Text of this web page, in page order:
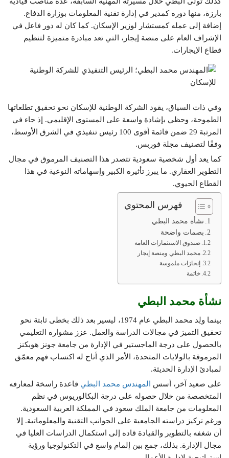
بارزة، منها دوره كمدير في إدارة تقنية المعلومات بوزارة الدفاع.
إضافة إلى عمله كمستشار لوزير الإسكان. كما كان له دور فاعل في
الإشراف العام على منصة إيجار، التي تعد مبادرة متميزة لتنظيم
قطاع الإيجارات.
وفي ذات السياق، يقود الشركة الوطنية للإسكان نحو تحقيق تطلعاتها
الطموحة، وحظي بإشادة واسعة على المستوى الإقليمي. إذ جاء في
المرتبة 29 ضمن قائمة أقوى 100 رئيس تنفيذي في الشرق الأوسط،
وفقًا لتصنيف مجلة فوربس.
كما يعد أول شخصية سعودية تتصدر هذا التصنيف المرموق في مجال
التطوير العقاري. ما يبرز تأثيره الكبير وإسهاماته النوعية في هذا
القطاع الحيوي.
فهرس المحتوي
نشأة محمد البطي
بصمات واضحة
صندوق الاستثمارات العامة
محمد البطي ومنصة إيجار
إنجازات ملموسة
خاتمة
نشأة محمد البطي
بينما ولِد محمد البطي عام 1974، ليسير بعد ذلك بخطى ثابتة نحو
تحقيق التميز في مجالات الدراسة والعمل. عزز مشواره التعليمي
بالحصول على درجة الماجستير في الإدارة من جامعة جونز هوبكنز
المرموقة بالولايات المتحدة، الأمر الذي أتاح له اكتساب فهم معمّق
لمبادئ الإدارة الحديثة.
على صعيد آخر، أسس
المهندس محمد البطي قاعدة راسخة لمعارفه
المتخصصة من خلال حصوله على درجة البكالوريوس في نظم
المعلومات من جامعة الملك سعود في المملكة العربية السعودية.
ورغم تركيز دراسته الجامعية على الجوانب التقنية والمعلوماتية. إلا
أن شغفه بالتطوير والقيادة قاده إلى استكمال الدراسات العليا في
مجال الإدارة. بذلك، جمع بين إلمام واسع في التكنولوجيا ورؤية